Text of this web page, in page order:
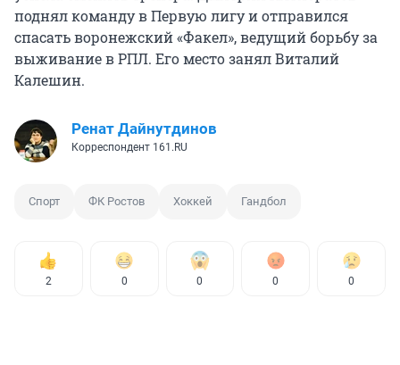
поднял команду в Первую лигу и отправился
спасать воронежский «Факел», ведущий борьбу за
выживание в РПЛ. Его место занял Виталий
Калешин.
Ренат Дайнутдинов
Корреспондент 161.RU
Спорт ФК Ростов Хоккей Гандбол
2 0 0 0 0